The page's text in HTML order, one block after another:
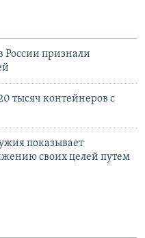
России признали
тысяч контейнеров с
показывает
своих целей путем